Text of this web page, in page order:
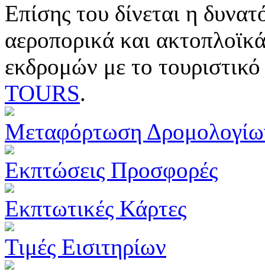
Επίσης του δίνεται η
αεροπορικά και
εκδρομών με το
TOURS.
Μεταφόρτωση
Εκπτώσεις Προσφορές
Εκπτωτικές Κάρτες
Τιμές Εισιτηρίων